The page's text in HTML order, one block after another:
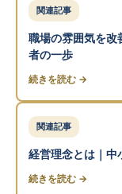
関連記事
職場の雰囲気を改
者の一歩
続きを読む →
関連記事
経営理念とは｜中
続きを読む →